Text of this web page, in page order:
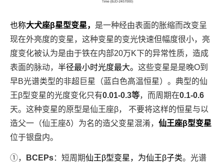
也称大犬座β星型变星， 是一种经由表面的胀缩而改变呈
现在外亮度的变星，这种变星的变光快速但幅度很小，亮
度变化被认为是由于铁在内部20万K下的异常性质，造成
表面的脉动， 半径最小时光度最大。 这些变星是是晚O到
早B光谱类型的非超巨星（蓝白色高温恒星） 。典型的仙
王β型变星的光度变化只有0.01-0.3等，而周期在0.1-0.6
天。这种变星的原型是仙王座β， 不要将这样的恒星与以
造父一（仙王座δ）为名的造父变星混淆， 仙王座β型变星
位于银盘内。
①， BCEPs：短周期仙王β型变星，为仙王β子类。光谱